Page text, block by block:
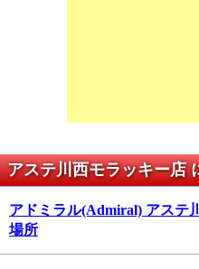
アステ川西モラッキー店
アドミラル(Admiral) アステ
場所